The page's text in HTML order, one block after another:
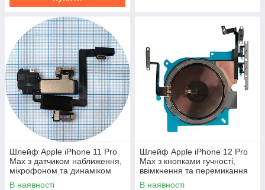
Шлейф Apple iPhone 11 Pro
Max з датчиком наближення,
мікрофоном та динаміком
(оригінал 100%)
В наявності
Шлейф Apple iPhone 12 Pro
Max з кнопками гучності,
ввімкнення та перемикання
вібро (оригінал Китай)
В наявності